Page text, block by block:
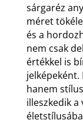
sárgaréz
méret
és a
nem csak
értékkel is
jelképeként.
hanem
illeszkedik